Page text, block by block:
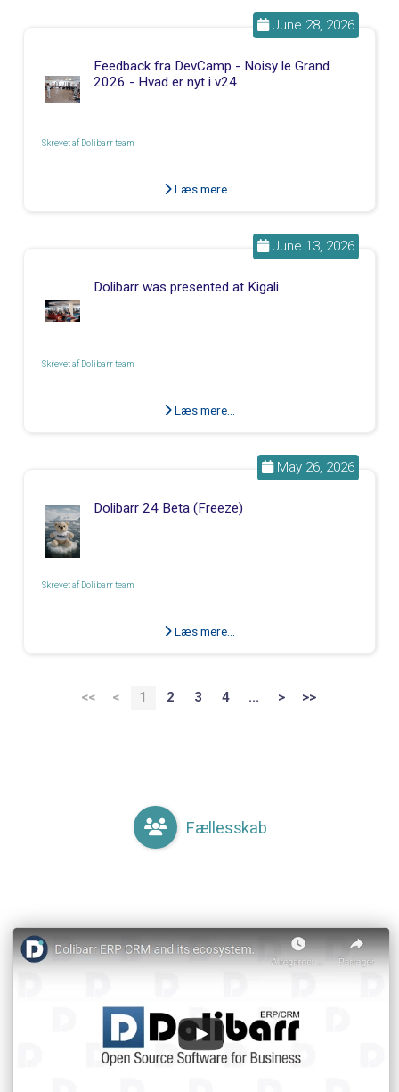
June 28, 2026
Feedback fra DevCamp - Noisy le Grand
2026 - Hvad er nyt i v24
Skrevet af Dolibarr team
Læs mere...
June 13, 2026
Dolibarr was presented at Kigali
Skrevet af Dolibarr team
Læs mere...
May 26, 2026
Dolibarr 24 Beta (Freeze)
Skrevet af Dolibarr team
Læs mere...
<< < 1 2 3 4 ... > >>
Fællesskab